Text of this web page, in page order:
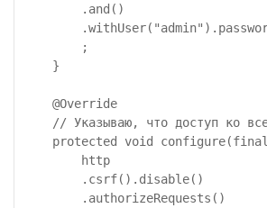
        .and()
        ;
    }
    @Override
// Указываю, что доступ ко
protected void
        http
        .csrf().disable()
        .authorizeRequests()